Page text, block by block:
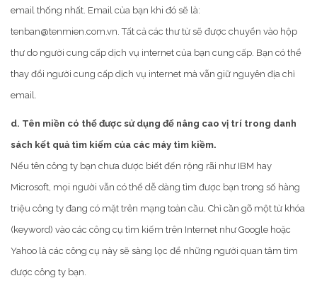
email thống nhất. Email của bạn khi đó sẽ là:
tenban@tenmien.com.vn. Tất cả các thư từ sẽ được chuyển vào hộp
thư do người cung cấp dịch vụ internet của bạn cung cấp. Bạn có thể
thay đổi người cung cấp dịch vụ internet mà vẫn giữ nguyên địa chỉ
email.
d. Tên miền có thể được sử dụng để nâng cao vị trí trong danh
sách kết quả tìm kiếm của các máy tìm kiềm.
Nếu tên công ty bạn chưa được biết đến rộng rãi như IBM hay
Microsoft, mọi người vẫn có thể dễ dàng tìm được bạn trong số hàng
triệu công ty đang có mặt trên mạng toàn cầu. Chỉ cần gõ một từ khóa
(keyword) vào các công cụ tìm kiếm trên Internet như Google hoặc
Yahoo là các công cụ này sẽ sàng lọc để những người quan tâm tìm
được công ty bạn.